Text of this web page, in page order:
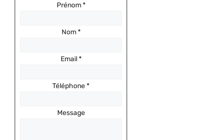
Prénom*
Nom*
Email*
Téléphone*
Message